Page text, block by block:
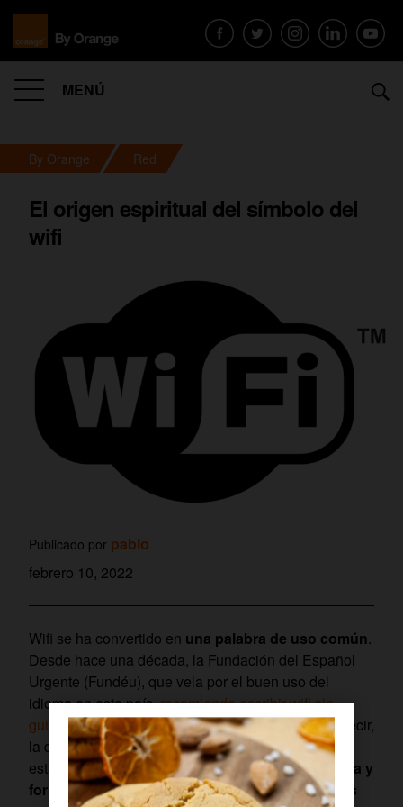
MENÚ
By Orange Red
El origen espiritual del símbolo del
wifi
Publicado por pablo
febrero 10, 2022
Wifi se ha convertido en una palabra de uso común.
Desde hace una década, la Fundación del Español
Urgente (Fundéu), que vela por el buen uso del
idioma en este país,recomienda escribir wifi sin
guion, en minúscula y sin cursiva ni comillas. Es decir,
la denominación, a pesar de hacer referencia a un
estándar complejo de comunicación,está aceptada y
forma parte del lenguaje del día a día de muchas